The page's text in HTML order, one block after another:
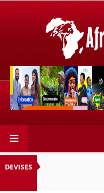
Retrouvez votre chaîne
CANAL+ 36 . Fandaharam-
anareo!
DEVISES